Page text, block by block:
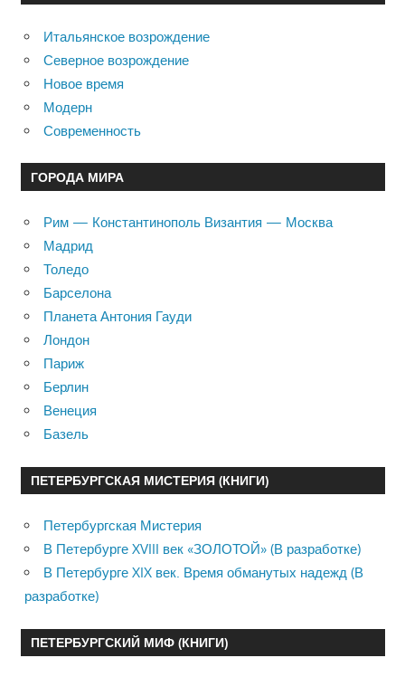
Итальянское возрождение
Северное возрождение
Новое время
Модерн
Современность
ГОРОДА МИРА
Рим — Константинополь Византия — Москва
Мадрид
Толедо
Барселона
Планета Антония Гауди
Лондон
Париж
Берлин
Венеция
Базель
ПЕТЕРБУРГСКАЯ МИСТЕРИЯ (КНИГИ)
Петербургская Мистерия
В Петербурге XVIII век «ЗОЛОТОЙ» (В разработке)
В Петербурге XIX век. Время обманутых надежд (В
разработке)
ПЕТЕРБУРГСКИЙ МИФ (КНИГИ)